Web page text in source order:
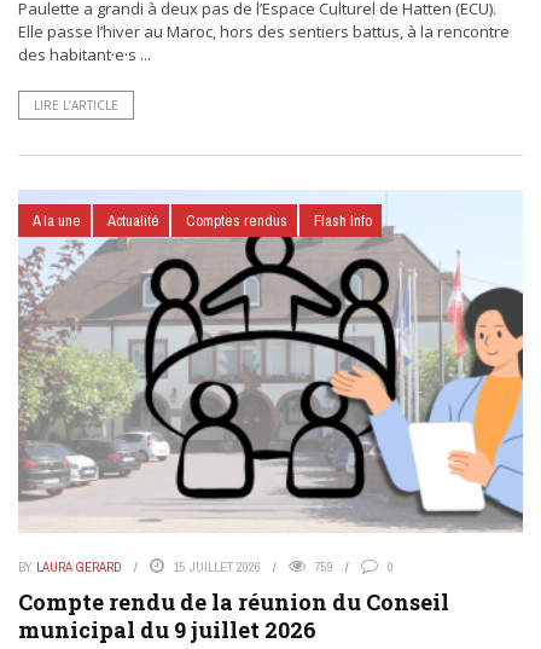
Paulette a grandi à deux pas de l’Espace Culturel de Hatten (ECU).
Elle passe l’hiver au Maroc, hors des sentiers battus, à la rencontre
des habitant·e·s ...
LIRE L’ARTICLE
A la une Actualité Comptes rendus Flash Info
BY LAURA GERARD 15 JUILLET 2026 759 0
Compte rendu de la réunion du Conseil
municipal du 9 juillet 2026